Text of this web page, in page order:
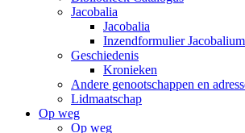
Jacobalia
Jacobalia
Inzendformulier Jacobalium
Geschiedenis
Kronieken
Andere genootschappen en
Lidmaatschap
Op weg
Op weg